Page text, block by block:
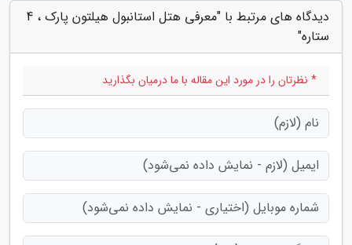
دیدگاه های مرتبط با "معرفی هتل استانبول هیلتون پارک ، 4
ستاره"
* نظرتان را در مورد این مقاله با ما درمیان بگذارید